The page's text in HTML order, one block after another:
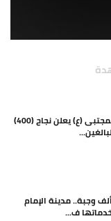
مستشفى الإمام الحسن المجتبى (ع) يعلن نجاح (400)
أكثر من 45 ألف زائر و321 ألف وجبة.. مدينة الإمام
ف...